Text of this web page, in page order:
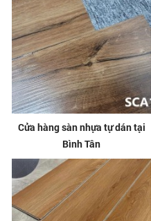
Cửa hàng sàn nhựa tự dán tại
Bình Tân